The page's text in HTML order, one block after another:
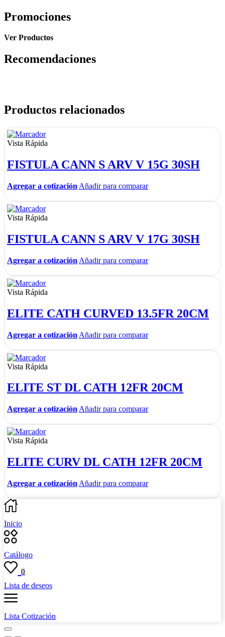
Promociones
Ver Productos
Recomendaciones
Productos relacionados
Vista Rápida
FISTULA CANN S ARV V 15G 30SH
Agregar a cotización Añadir para comparar
Vista Rápida
FISTULA CANN S ARV V 17G 30SH
Agregar a cotización Añadir para comparar
Vista Rápida
ELITE CATH CURVED 13.5FR 20CM
Agregar a cotización Añadir para comparar
Vista Rápida
ELITE ST DL CATH 12FR 20CM
Agregar a cotización Añadir para comparar
Vista Rápida
ELITE CURV DL CATH 12FR 20CM
Agregar a cotización Añadir para comparar
Inicio
Catálogo
0
Lista de deseos
Lista Cotización